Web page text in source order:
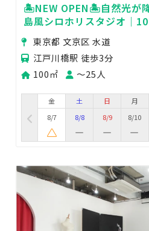
🏝️NEW OPEN🏝️自然光が
島風シロホリスタジオ｜
無料で手ぶら撮影
東京都 文京区 水道
江戸川橋駅 徒歩3分
100㎡
〜25人
金
8/7
土
8/8
日
8/9
月
8/10